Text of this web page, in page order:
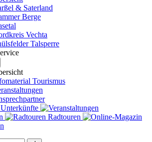
& Saterland
Berge
Vechta
Talsperre
Tourismus
Unterkünfte
Radtouren